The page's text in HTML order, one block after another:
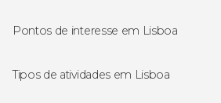
Pontos de interesse em Lisboa
Torre de Belém
Tipos de atividades em Lisboa